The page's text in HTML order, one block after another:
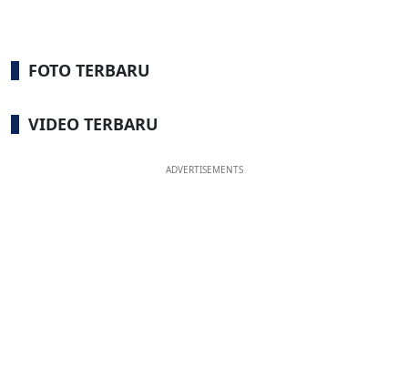
FOTO TERBARU
VIDEO TERBARU
ADVERTISEMENTS